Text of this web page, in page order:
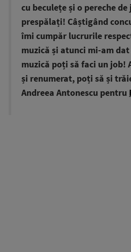
cu beculețe și o pereche
prespălați! Câștigând
îmi cumpăr lucrurile
muzică și atunci mi-am dat
muzică poți să faci un job!
și renumerat, poți să și
Andreea Antonescu pentru